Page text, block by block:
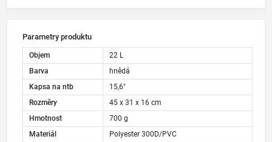
Parametry produktu
Objem
22 L
Barva
hnědá
Kapsa na ntb
15,6"
Rozměry
45 x 31 x 16 cm
Hmotnost
700 g
Materiál
Polyester 300D/PVC